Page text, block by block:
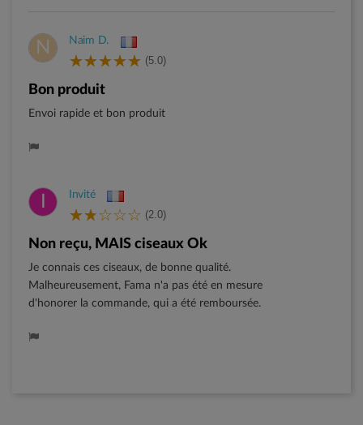
N Naim D.
(5.0)
Bon produit
Envoi rapide et bon produit
Invité
(2.0)
Non reçu, MAIS ciseaux Ok
Je connais ces ciseaux, de bonne qualité.
Malheureusement, Fama n'a pas été en mesure
d'honorer la commande, qui a été remboursée.